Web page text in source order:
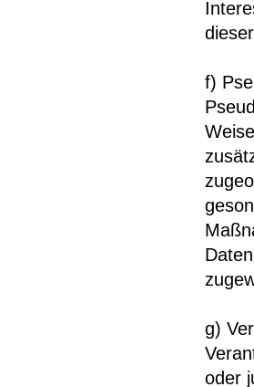
f)
g)
oder